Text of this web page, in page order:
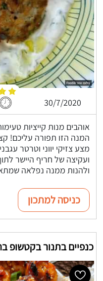
30/7/2020
אוהבים מנות קייציות
המנה הזו תפורה עליכם!
מצע צזיקי יווני וטרטר
ועקיצה של חריף היישר
ולהנות ממנה נפלאה
כניסה למתכון
כנפיים בתנור בקטשופ